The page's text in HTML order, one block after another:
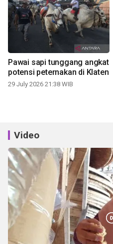
Pawai sapi tunggang angkat
potensi peternakan di Klaten
29 July 2026 21:38 WIB
Video